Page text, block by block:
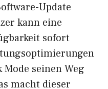
Update
kann eine
sofort
seinen Weg
macht dieser